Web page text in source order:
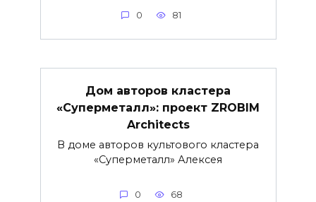
0 81
Дом авторов кластера
«Суперметалл»: проект ZROBIM
Architects
В доме авторов культового кластера
«Суперметалл» Алексея
0 68